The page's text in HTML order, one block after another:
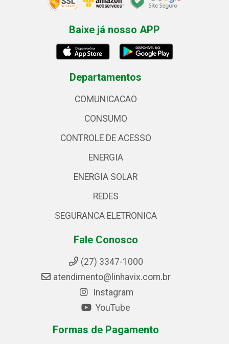
Baixe já nosso APP
Departamentos
COMUNICACAO
CONSUMO
CONTROLE DE ACESSO
ENERGIA
ENERGIA SOLAR
REDES
SEGURANCA ELETRONICA
Fale Conosco
(27) 3347-1000
atendimento@linhavix.com.br
Instagram
YouTube
Formas de Pagamento